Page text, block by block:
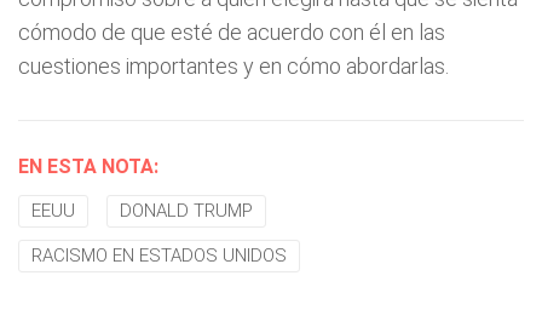
cómodo de que esté de acuerdo con él en las
cuestiones importantes y en cómo abordarlas.
EN ESTA NOTA:
EEUU DONALD TRUMP
RACISMO EN ESTADOS UNIDOS